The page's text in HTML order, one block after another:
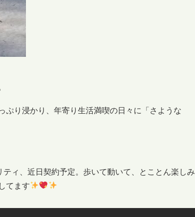
ぷり浸かり、年寄り生活満喫の日々に「さような
ィ、近日契約予定。歩いて動いて、とことん楽しみ
てます